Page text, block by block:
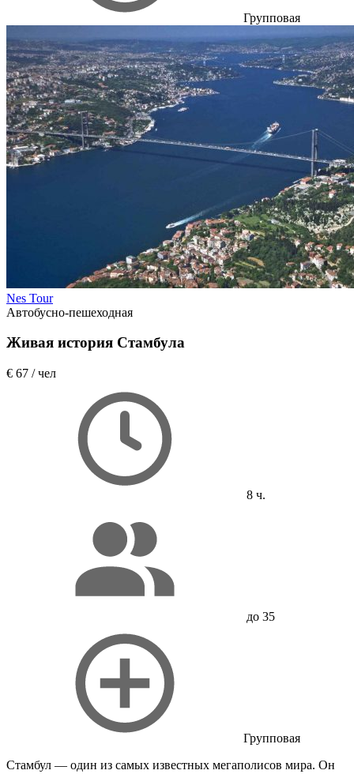
Групповая
Nes Tour
Автобусно-пешеходная
Живая история Стамбула
€ 67 / чел
8 ч.
до 35
Групповая
Стамбул — один из самых известных мегаполисов мира. Он